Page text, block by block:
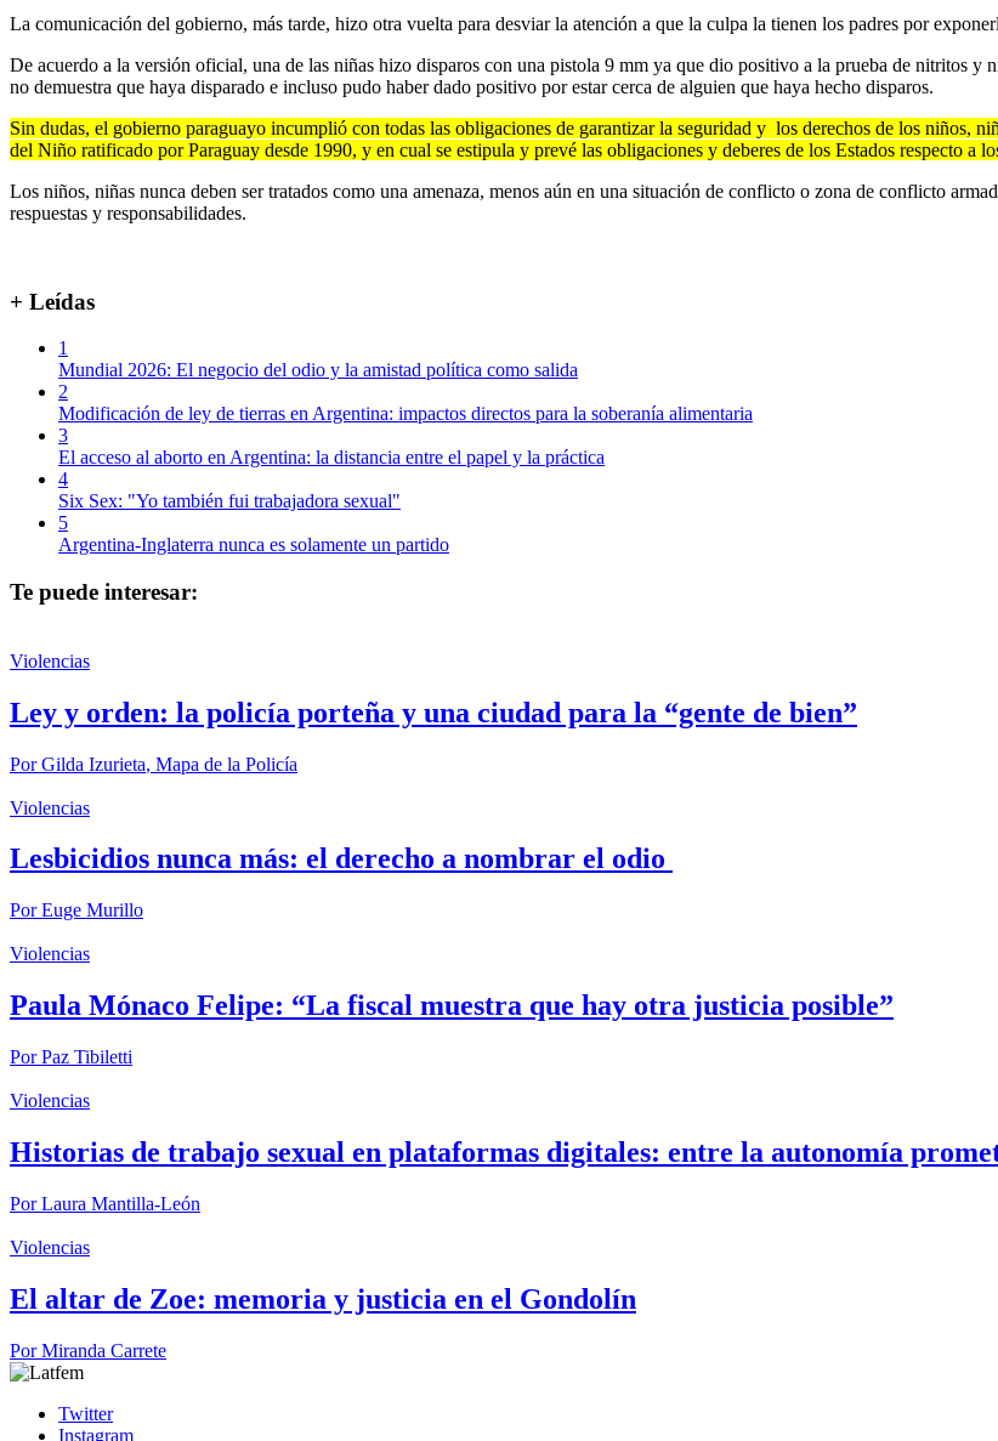
La comunicación del gobierno, más tarde, hizo otra vuelta para desviar la atención a que la culpa la tienen los padres por
De acuerdo a la versión oficial, una de las niñas hizo disparos con una pistola 9 mm ya que dio positivo a la prueba de nitritos y
no demuestra que haya disparado e incluso pudo haber dado positivo por estar cerca de alguien que haya hecho disparos.
Sin dudas, el gobierno paraguayo incumplió con todas las obligaciones de garantizar la seguridad y los derechos de los niños,
del Niño ratificado por Paraguay desde 1990, y en cual se estipula y prevé las obligaciones y deberes de los Estados respecto a
Los niños, niñas nunca deben ser tratados como una amenaza, menos aún en una situación de conflicto o zona de conflicto
respuestas y responsabilidades.
+ Leídas
1
Mundial 2026: El negocio del odio y la amistad política como salida
2
Modificación de ley de tierras en Argentina: impactos directos para la soberanía alimentaria
3
El acceso al aborto en Argentina: la distancia entre el papel y la práctica
4
Six Sex: "Yo también fui trabajadora sexual"
5
Argentina-Inglaterra nunca es solamente un partido
Te puede interesar:
Violencias
Ley y orden: la policía porteña y una ciudad para la “gente de bien”
PorGilda Izurieta, Mapa de la Policía
Violencias
Lesbicidios nunca más: el derecho a nombrar el odio
PorEuge Murillo
Violencias
Paula Mónaco Felipe: “La fiscal muestra que hay otra justicia posible”
PorPaz Tibiletti
Violencias
Historias de trabajo sexual en plataformas digitales: entre la autonomía
PorLaura Mantilla-León
Violencias
El altar de Zoe: memoria y justicia en el Gondolín
PorMiranda Carrete
Twitter
Instagram